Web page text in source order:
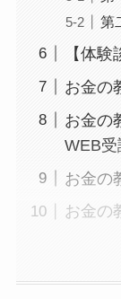
第
【体
お金の
お金の
WEB
お金の
お金の